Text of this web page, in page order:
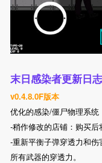
末日感染者更新日志
v0.4.8.0F版本
优化的感染/僵尸物理系统
-稍作修改的店铺：购买
-重新平衡子弹穿透力和
所有武器的穿透力。